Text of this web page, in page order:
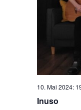
10. Mai 2024:
Inuso